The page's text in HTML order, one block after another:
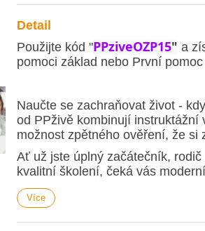
Detail
Použijte kód "PPziveOZP15" a
pomoci základ nebo První
Naučte se zachraňovat život -
od PPživě kombinují instruktážní
možnost zpětného ověření, že si
Ať už jste úplný začátečník,
kvalitní školení, čeká vás
připraví vás na krizové situace.
vlastním tempu.
! Po absolvování získáte
Více